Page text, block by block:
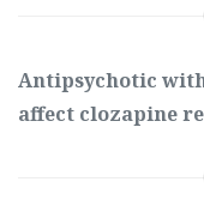
Antipsychotic
affect clozapine